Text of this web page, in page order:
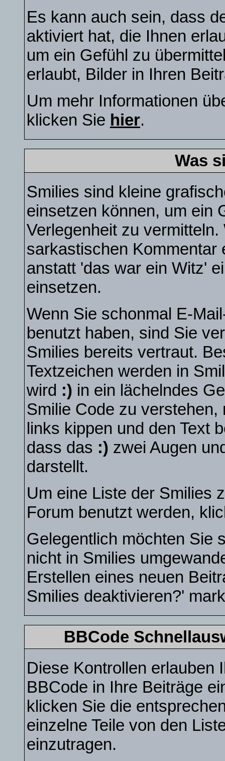
Es kann auch sein, dass
aktiviert hat, die Ihnen
um ein Gefühl zu
erlaubt, Bilder in Ihren
Um mehr Informationen
klicken Sie hier.
Was
Smilies sind kleine
einsetzen können, um ein
Verlegenheit zu
sarkastischen Kommentar
anstatt 'das war ein Witz'
einsetzen.
Wenn Sie schonmal E-
benutzt haben, sind Sie
Smilies bereits vertraut.
Textzeichen werden in
wird :) in ein lächelndes
Smilie Code zu
links kippen und den Text
dass das :) zwei Augen
darstellt.
Um eine Liste der Smilies
Forum benutzt werden,
Gelegentlich möchten Sie
nicht in Smilies
Erstellen eines neuen
Smilies deaktivieren?'
BBCode
Diese Kontrollen erlauben
BBCode in Ihre Beiträge
klicken Sie die
einzelne Teile von den
einzutragen.